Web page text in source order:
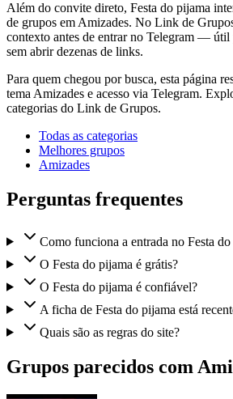
Além do convite direto, Festa do pijama
de grupos em Amizades. No Link de
contexto antes de entrar no Telegram — útil
sem abrir dezenas de links.
Para quem chegou por busca, esta página
tema Amizades e acesso via Telegram.
categorias do Link de Grupos.
Todas as categorias
Melhores grupos
Amizades
Perguntas frequentes
Como funciona a entrada no Festa
O Festa do pijama é grátis?
O Festa do pijama é confiável?
A ficha de Festa do pijama está
Quais são as regras do site?
Grupos parecidos com